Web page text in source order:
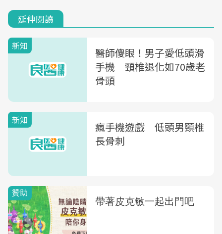
延伸閱讀
新知
醫師傻眼！男子愛低頭滑
手機 頸椎退化如70歲老
骨頭
新知
瘋手機遊戲 低頭男頸椎
長骨刺